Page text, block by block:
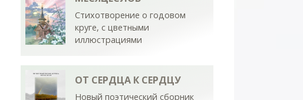
Стихотворение о годовом
круге, с цветными
иллюстрациями
ОТ СЕРДЦА К СЕРДЦУ
Новый поэтический сборник